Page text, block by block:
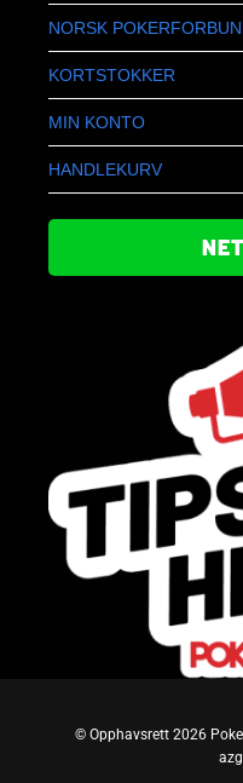
NORSK
KORTSTOKKER
MIN KONTO
HANDLEKURV
© Opphavsrett 2026